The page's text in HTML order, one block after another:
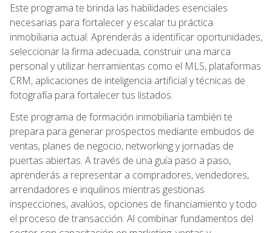
Este programa te brinda las habilidades esenciales
necesarias para fortalecer y escalar tu práctica
inmobiliaria actual. Aprenderás a identificar oportunidades,
seleccionar la firma adecuada, construir una marca
personal y utilizar herramientas como el MLS, plataformas
CRM, aplicaciones de inteligencia artificial y técnicas de
fotografía para fortalecer tus listados.
Este programa de formación inmobiliaria también te
prepara para generar prospectos mediante embudos de
ventas, planes de negocio, networking y jornadas de
puertas abiertas. A través de una guía paso a paso,
aprenderás a representar a compradores, vendedores,
arrendadores e inquilinos mientras gestionas
inspecciones, avalúos, opciones de financiamiento y todo
el proceso de transacción. Al combinar fundamentos del